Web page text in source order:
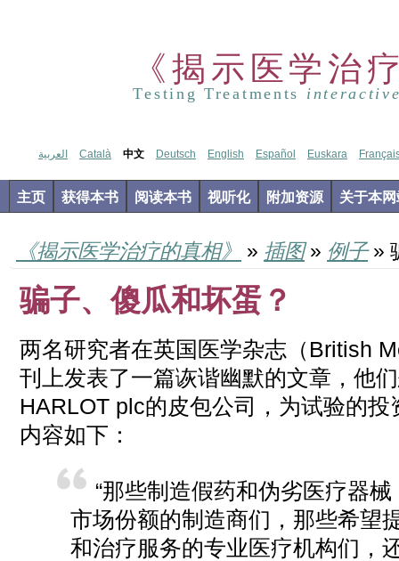
《揭示医学治
Testing Treatments
العربية Català 中文 Deutsch English Español Euskara
主页 获得本书 阅读本书 视听化 附加资源 关于本网
《揭示医学治疗的真相》 » 插图» 例子»
骗子、傻瓜和坏蛋？
两名研究者在英国医学杂志（British
刊上发表了一篇诙谐幽默的文章，他
HARLOT plc的皮包公司，为试验的
内容如下：
“那些制造假药和伪劣医疗器
市场份额的制造商们，那些希望
和治疗服务的专业医疗机构们，